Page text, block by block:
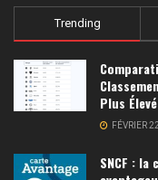
Trending
Plus Élevé
FÉVRIER
SNCF :